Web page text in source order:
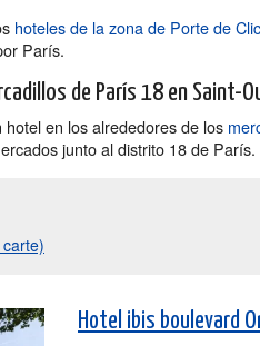
hoteles de la zona de Porte de
París.
de París 18 en Saint-
en los alrededores de los
junto al distrito 18 de París.
Hotel ibis boulevard